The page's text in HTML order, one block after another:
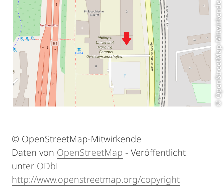
© OpenStreetMap-Mitwirkende
© OpenStreetMap-Mitwirkende
Daten von OpenStreetMap - Veröffentlicht
unter ODbL
http://www.openstreetmap.org/copyright